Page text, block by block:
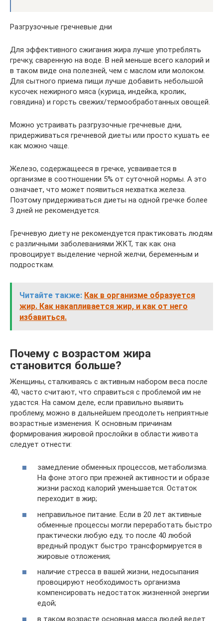
Разгрузочные гречневые дни
Для эффективного сжигания жира лучше употреблять
гречку, сваренную на воде. В ней меньше всего калорий и
в таком виде она полезней, чем с маслом или молоком.
Для сытного приема пищи лучше добавить небольшой
кусочек нежирного мяса (курица, индейка, кролик,
говядина) и горсть свежих/термообработанных овощей.
Можно устраивать разгрузочные гречневые дни,
придерживаться гречневой диеты или просто кушать ее
как можно чаще.
Железо, содержащееся в гречке, усваивается в
организме в соотношении 5% от суточной нормы. А это
означает, что может появиться нехватка железа.
Поэтому придерживаться диеты на одной гречке более
3 дней не рекомендуется.
Гречневую диету не рекомендуется практиковать людям
с различными заболеваниями ЖКТ, так как она
провоцирует выделение черной желчи, беременным и
подросткам.
Читайте также: Как в организме образуется
жир. Как накапливается жир, и как от него
избавиться.
Почему с возрастом жира
становится больше?
Женщины, сталкиваясь с активным набором веса после
40, часто считают, что справиться с проблемой им не
удастся. На самом деле, если правильно выявить
проблему, можно в дальнейшем преодолеть неприятные
возрастные изменения. К основным причинам
формирования жировой прослойки в области живота
следует отнести:
замедление обменных процессов, метаболизма.
На фоне этого при прежней активности и образе
жизни расход калорий уменьшается. Остаток
переходит в жир;
неправильное питание. Если в 20 лет активные
обменные процессы могли переработать быстро
практически любую еду, то после 40 любой
вредный продукт быстро трансформируется в
жировые отложения;
наличие стресса в вашей жизни, недосыпания
провоцируют необходимость организма
компенсировать недостаток жизненной энергии
едой;
в таком возрасте основная масса людей ведет